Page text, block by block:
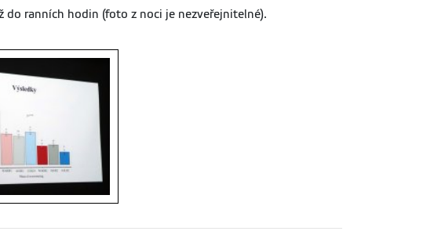
ranních hodin (foto z noci je nezveřejnitelné).